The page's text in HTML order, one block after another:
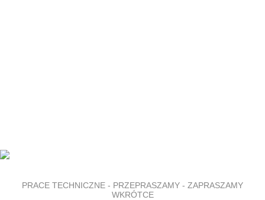
PRACE TECHNICZNE - PRZEPRASZAMY - ZAPRASZAMY
WKRÓTCE